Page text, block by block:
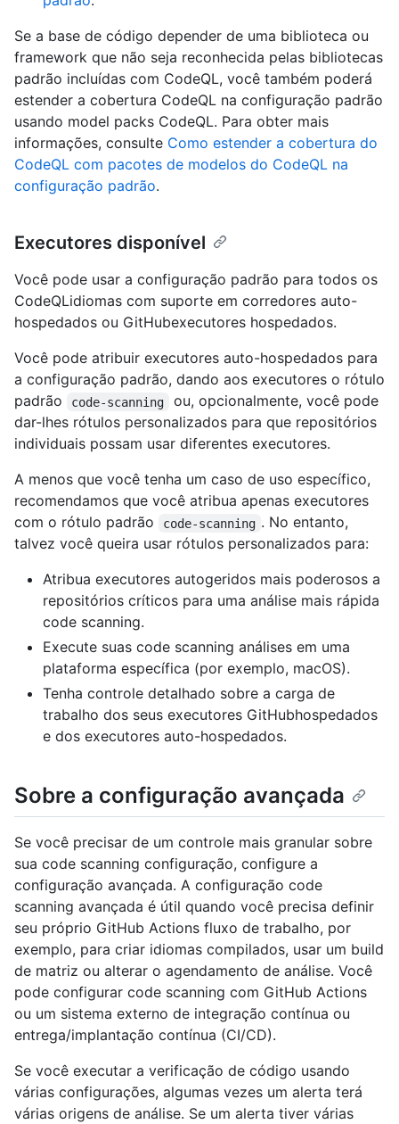
Se a base de código depender de uma biblioteca ou
framework que não seja reconhecida pelas bibliotecas
padrão incluídas com CodeQL, você também poderá
estender a cobertura CodeQL na configuração padrão
usando model packs CodeQL. Para obter mais
informações, consulte Como estender a cobertura do
CodeQL com pacotes de modelos do CodeQL na
configuração padrão.
Executores disponível
Você pode usar a configuração padrão para todos os
CodeQLidiomas com suporte em corredores auto-
hospedados ou GitHubexecutores hospedados.
Você pode atribuir executores auto-hospedados para
a configuração padrão, dando aos executores o rótulo
padrão
code-scanning
ou, opcionalmente, você pode
dar-lhes rótulos personalizados para que repositórios
individuais possam usar diferentes executores.
A menos que você tenha um caso de uso específico,
recomendamos que você atribua apenas executores
com o rótulo padrão
code-scanning . No entanto,
talvez você queira usar rótulos personalizados para:
Atribua executores autogeridos mais poderosos a
repositórios críticos para uma análise mais rápida
code scanning.
Execute suas code scanning análises em uma
plataforma específica (por exemplo, macOS).
Tenha controle detalhado sobre a carga de
trabalho dos seus executores GitHubhospedados
e dos executores auto-hospedados.
Sobre a configuração avançada
Se você precisar de um controle mais granular sobre
sua code scanning configuração, configure a
configuração avançada. A configuração code
scanning avançada é útil quando você precisa definir
seu próprio GitHub Actions fluxo de trabalho, por
exemplo, para criar idiomas compilados, usar um build
de matriz ou alterar o agendamento de análise. Você
pode configurar code scanning com GitHub Actions
ou um sistema externo de integração contínua ou
entrega/implantação contínua (CI/CD).
Se você executar a verificação de código usando
várias configurações, algumas vezes um alerta terá
várias origens de análise. Se um alerta tiver várias